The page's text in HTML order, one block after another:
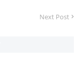
Next Post